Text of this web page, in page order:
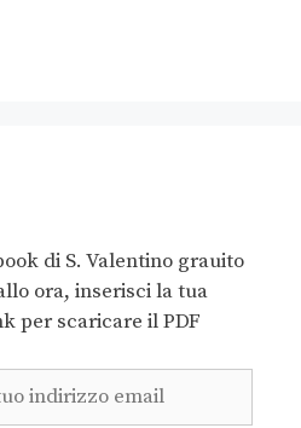
di S. Valentino grauito
ora, inserisci la tua
per scaricare il PDF